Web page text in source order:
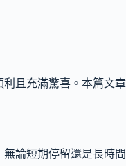
且充滿驚喜。本篇文章
無論短期停留還是長時間